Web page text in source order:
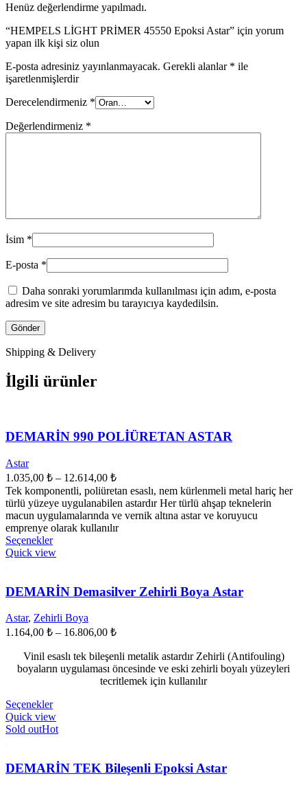
Henüz değerlendirme yapılmadı.
“HEMPELS LİGHT PRİMER 45550 Epoksi Astar” için yorum
yapan ilk kişi siz olun
E-posta adresiniz yayınlanmayacak. Gerekli alanlar * ile
işaretlenmişlerdir
Derecelendirmeniz *
Değerlendirmeniz *
İsim *
E-posta *
Daha sonraki yorumlarımda kullanılması için adım, e-posta
adresim ve site adresim bu tarayıcıya kaydedilsin.
Shipping & Delivery
İlgili ürünler
DEMARİN 990 POLİÜRETAN ASTAR
Astar
1.035,00 ₺ – 12.614,00 ₺Fiyat
aralığı:
1.035,00 ₺
-
12.614,00 ₺
Tek komponentli, poliüretan esaslı, nem kürlenmeli metal hariç her
türlü yüzeye uygulanabilen astardır Her türlü ahşap teknelerin
macun uygulamalarında ve vernik altına astar ve koruyucu
emprenye olarak kullanılır
SeçeneklerBu
ürünün
varyasyonu
var.
Seçenekler
ürün
sayfasından
seçilebilir
Quick view
DEMARİN Demasilver Zehirli Boya Astar
Astar, Zehirli Boya
1.164,00 ₺ – 16.806,00 ₺Fiyat
1.164,00 ₺
-
16.806,00 ₺
Vinil esaslı tek bileşenli metalik astardır Zehirli (Antifouling)
boyaların uygulaması öncesinde ve eski zehirli boyalı yüzeyleri
tecritlemek için kullanılır
SeçeneklerBu
ürünün
birden
var.
Seçenekler
Quick view
Sold outHot
DEMARİN TEK Bileşenli Epoksi Astar